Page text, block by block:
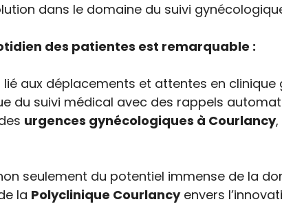
dans le domaine du suivi
des patientes est remarquable :
lié aux déplacements et attentes en clinique
du suivi médical avec des rappels
urgences gynécologiques à Courlancy
seulement du potentiel immense de la
la Polyclinique Courlancyenvers